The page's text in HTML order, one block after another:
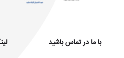
با ما در تماس باشید